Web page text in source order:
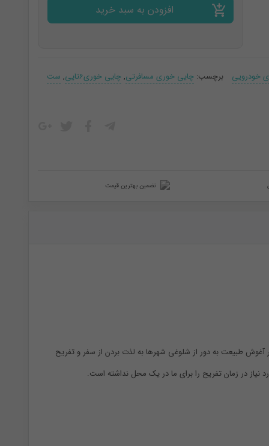
خوری
نفره
افزودن به سبد خرید
خودرویی برچسب:چایی خوری مسافرتی,چایی خوری6تایی , ست
تضمین بهترین قیمت
آغوش طبیعت به دور از شلوغی شهرها به لذت بردن از سفر و تفریح
نیاز در زمان تفریح را برای ما در یک محل نداشته است.